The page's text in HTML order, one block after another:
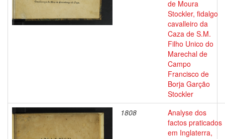
de Moura
Stockler, fidalgo
cavalleiro da
Caza de S.M.
Filho Unico do
Marechal de
Campo
Francisco de
Borja Garção
Stockler
1808
Analyse dos
factos praticados
em Inglaterra,